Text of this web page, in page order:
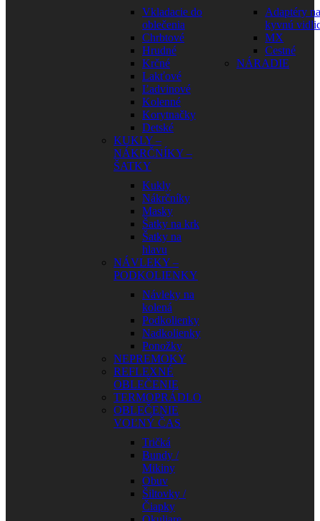
Vkladacie do
oblečenia
Chrbtové
Hrudné
Krčné
Lakťové
Ľadvinové
Kolenné
Korytnačky
Detské
KUKLY –
NÁKRČNÍKY –
ŠATKY
Kukly
Nákrčníky
Masky
Šatky na krk
Šatky na
hlavu
NÁVLEKY –
PODKOLIENKY
Návleky na
kolená
Podkolienky
Nadkolienky
Ponožky
NEPREMOKY
REFLEXNÉ
OBLEČENIE
TERMOPRÁDLO
OBLEČENIE
VOĽNÝ ČAS
Tričká
Bundy /
Mikiny
Obuv
Šiltovky /
Čiapky
Adaptéry na
kyvnú
MX
Cestné
NÁRADIE